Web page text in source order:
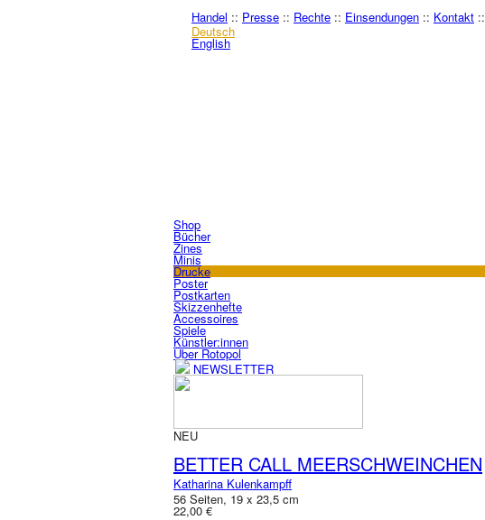
Handel :: Presse :: Rechte :: Einsendungen :: Kontakt ::
Deutsch
English
Shop
Bücher
Zines
Minis
Drucke
Poster
Postkarten
Skizzenhefte
Accessoires
Spiele
Künstler:innen
Über Rotopol
NEWSLETTER
NEU
BETTER CALL MEERSCHWEINCHEN
Katharina Kulenkampff
56 Seiten, 19 x 23,5 cm
22,00 €